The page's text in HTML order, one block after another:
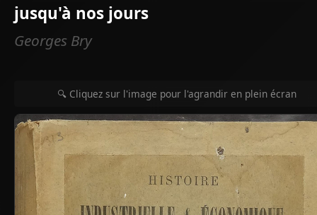
jusqu'à nos jours
Georges Bry
🔍 Cliquez sur l'image pour l'agrandir en plein écran